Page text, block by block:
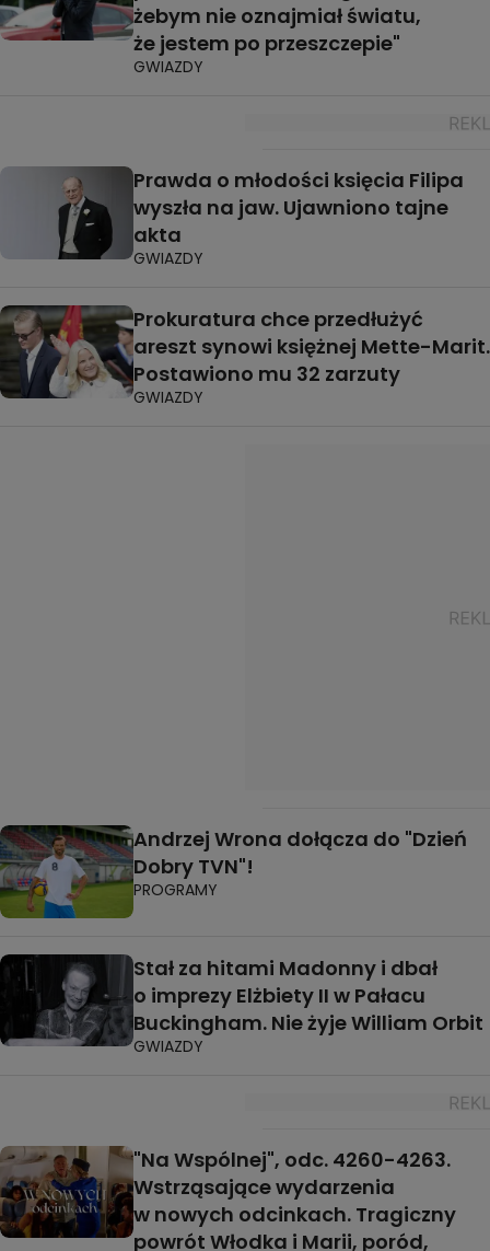
żebym nie oznajmiał światu,
że jestem po przeszczepie"
GWIAZDY
Prawda o młodości księcia Filipa
wyszła na jaw. Ujawniono tajne
akta
GWIAZDY
Prokuratura chce przedłużyć
areszt synowi księżnej Mette-Marit.
Postawiono mu 32 zarzuty
GWIAZDY
Andrzej Wrona dołącza do "Dzień
Dobry TVN"!
PROGRAMY
Stał za hitami Madonny i dbał
o imprezy Elżbiety II w Pałacu
Buckingham. Nie żyje William Orbit
GWIAZDY
"Na Wspólnej", odc. 4260-4263.
Wstrząsające wydarzenia
w nowych odcinkach. Tragiczny
powrót Włodka i Marii, poród,